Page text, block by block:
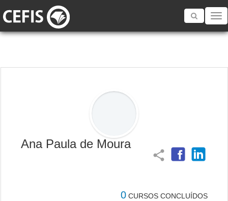
Toggle
Ana Paula de Moura
share
0 CURSOS CONCLUÍDOS